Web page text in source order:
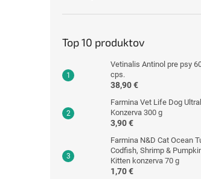
Top 10 produktov
Vetinalis Antinol pre psy
cps.
38,90 €
Farmina Vet Life Dog
Konzerva 300 g
3,90 €
Farmina N&D Cat Ocean
Codfish, Shrimp &
Kitten konzerva 70 g
1,70 €